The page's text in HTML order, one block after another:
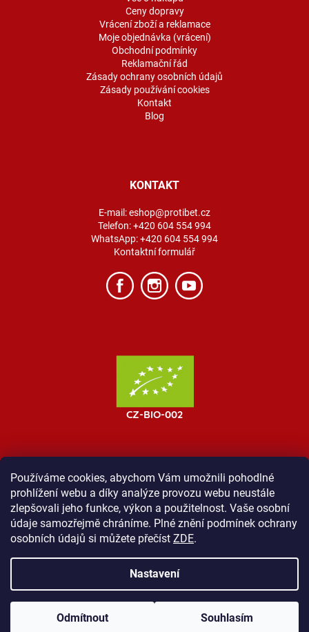
Používáme cookies, abychom Vám umožnili pohodlné
prohlížení webu a díky analýze provozu webu neustále
zlepšovali jeho funkce, výkon a použitelnost. Vaše osobní
údaje samozřejmě chráníme. Plné znění podmínek ochrany
osobních údajů si můžete přečíst ZDE.
Nastavení
Odmítnout Souhlasím
Ceny dopravy
Vrácení zboží a reklamace
Moje objednávka (vrácení)
Obchodní podmínky
Reklamační řád
Zásady ochrany osobních údajů
Zásady používání cookies
Kontakt
Blog
KONTAKT
E-mail:eshop@protibet.cz
Telefon:+420 604 554 994
WhatsApp:+420 604 554 994
Kontaktní formulář
MOST ProTibet Vše o nákupu
Obchodní podmínky
Zásady ochrany osobních údajů
Kontakt
Vytvořil Shoptet
Copyright 2026Shop ProTibet . Všechna práva vyhrazena.